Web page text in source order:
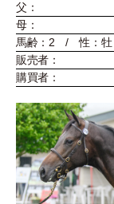
父：
母：
馬齢：2 / 性：牡
販売者：
購買者：